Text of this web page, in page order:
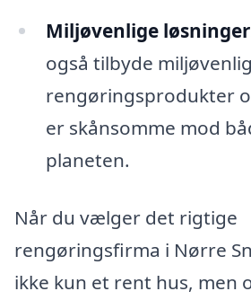
Miljøvenlige løsninger
også tilbyde
rengøringsprodukter
er skånsomme mod
planeten.
Når du vælger det rigtige
rengøringsfirma i Nørre
ikke kun et rent hus, men